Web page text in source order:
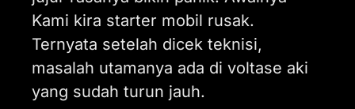
Kami kira starter mobil rusak.
Ternyata setelah dicek teknisi,
masalah utamanya ada di voltase aki
yang sudah turun jauh.